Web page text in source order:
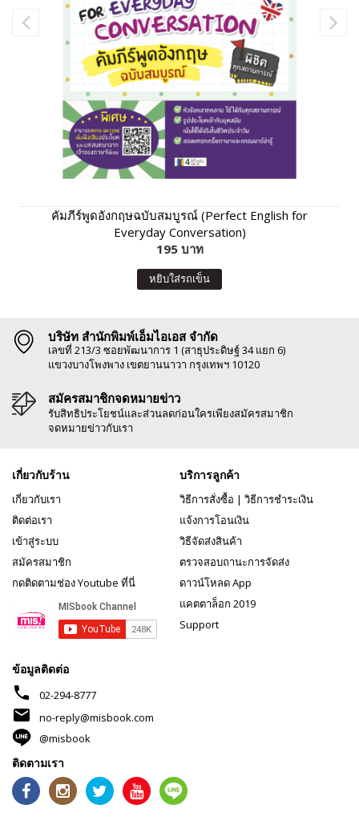
คัมภีร์พูดอังกฤษฉบับสมบูรณ์ (Perfect English for
Everyday Conversation)
195 บาท
หยิบใส่รถเข็น
บริษัท สำนักพิมพ์เอ็มไอเอส จำกัด
เลขที่ 213/3 ซอยพัฒนาการ 1 (สาธุประดิษฐ์ 34 แยก 6)
แขวงบางโพงพาง เขตยานนาวา กรุงเทพฯ 10120
สมัครสมาชิกจดหมายข่าว
รับสิทธิประโยชน์และส่วนลดก่อนใครเพียงสมัครสมาชิก
จดหมายข่าวกับเรา
เกี่ยวกับร้าน
เกี่ยวกับเรา
ติดต่อเรา
เข้าสู่ระบบ
สมัครสมาชิก
กดติดตามช่อง Youtube ที่นี่
บริการลูกค้า
วิธีการสั่งซื้อ | วิธีการชำระเงิน
แจ้งการโอนเงิน
วิธีจัดส่งสินค้า
ตรวจสอบถานะการจัดส่ง
ดาวน์โหลด App
แคตตาล็อก 2019
Support
ข้อมูลติดต่อ
phone 02-294-8777
mail
no-reply@misbook.com
@misbook
ติดตามเรา